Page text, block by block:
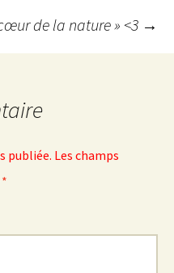
de la nature » <3 →
publiée. Les champs
*